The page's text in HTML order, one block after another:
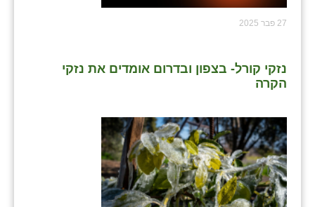
27 פבר 2025
נזקי קורל- בצפון ובדרום אומדים את נזקי
הקרה